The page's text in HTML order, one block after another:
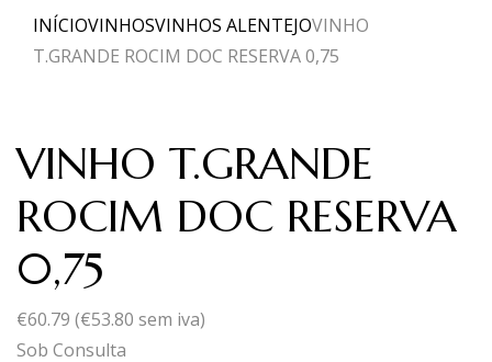
INÍCIOVINHOSVINHOS ALENTEJOVINHO
T.GRANDE ROCIM DOC RESERVA 0,75
VINHO T.GRANDE
ROCIM DOC RESERVA
0,75
€60.79 (€53.80 sem iva)
Sob Consulta